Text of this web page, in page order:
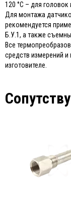
120 °С – для головок
Для монтажа
рекомендуется
Б.У.1, а также
Все
средств измерений
изготовителе.